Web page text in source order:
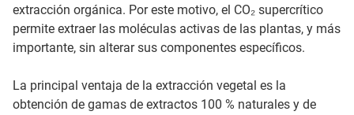
extracción orgánica. Por este motivo, el CO₂ supercrítico
permite extraer las moléculas activas de las plantas, y más
importante, sin alterar sus componentes específicos.
La principal ventaja de la extracción vegetal es la
obtención de gamas de extractos 100 % naturales y de